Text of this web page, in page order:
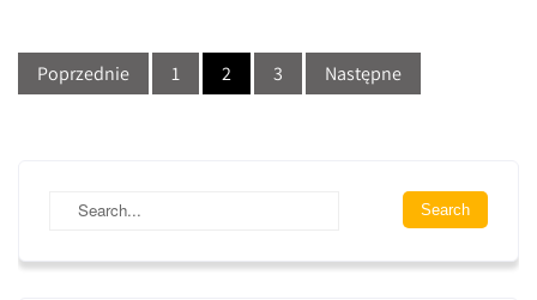
Stronicowanie
wpisów
Poprzednie 1 2 3 Następne